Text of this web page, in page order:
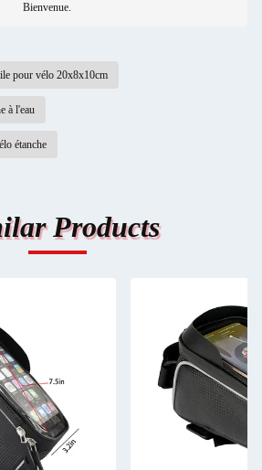
Bienvenue.
pour vélo 20x8x10cm
à l'eau
étanche
Products